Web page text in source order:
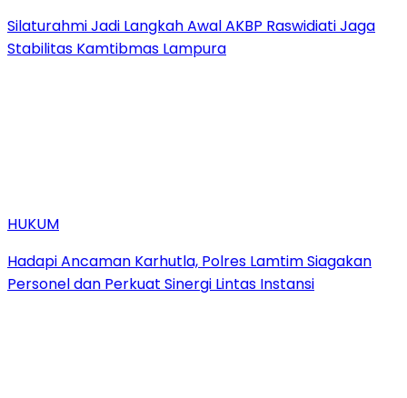
Silaturahmi Jadi Langkah Awal AKBP Raswidiati Jaga
Stabilitas Kamtibmas Lampura
HUKUM
Hadapi Ancaman Karhutla, Polres Lamtim Siagakan
Personel dan Perkuat Sinergi Lintas Instansi